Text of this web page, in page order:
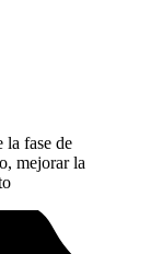
la fase de
mejorar la